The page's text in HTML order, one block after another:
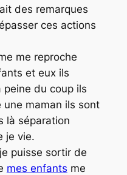
des remarques
ces actions
me reproche
et eux ils
du coup ils
une maman ils sont
là séparation
je vie.
puisse sortir de
mes enfants me